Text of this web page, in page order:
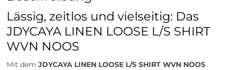
Lässig, zeitlos und vielseitig: Das
JDYCAYA LINEN LOOSE L/S SHIRT
WVN NOOS
Mit demJDYCAYA LINEN LOOSE L/S SHIRT WVN NOOS